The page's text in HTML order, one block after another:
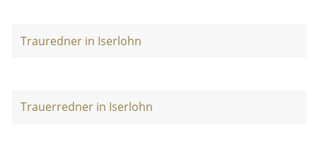
Trauredner in Iserlohn
Trauerredner in Iserlohn